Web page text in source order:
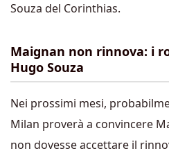
Souza del Corinthias.
Maignan non rinnova: i
Hugo Souza
Nei prossimi mesi,
Milan proverà a convincere
non dovesse accettare il